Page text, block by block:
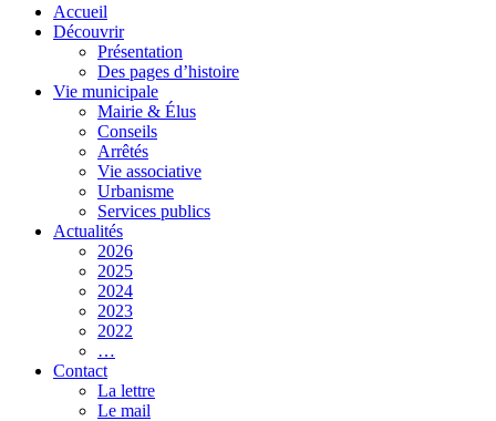
Accueil
Découvrir
Présentation
Des pages d’histoire
Vie municipale
Mairie & Élus
Conseils
Arrêtés
Vie associative
Urbanisme
Services publics
Actualités
2026
2025
2024
2023
2022
…
Contact
La lettre
Le mail